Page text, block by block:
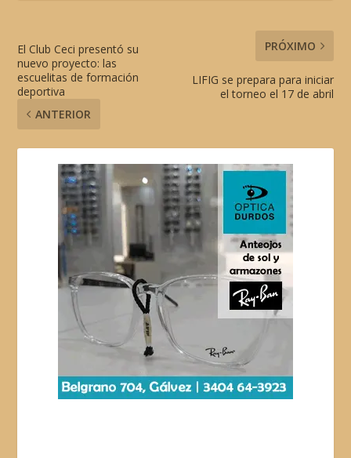
El Club Ceci presentó su
nuevo proyecto: las
escuelitas de formación
deportiva
ANTERIOR
PRÓXIMO
LIFIG se prepara para iniciar
el torneo el 17 de abril